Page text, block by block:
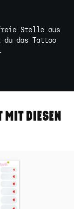
Stelle aus
das Tattoo
MIT DIESEN